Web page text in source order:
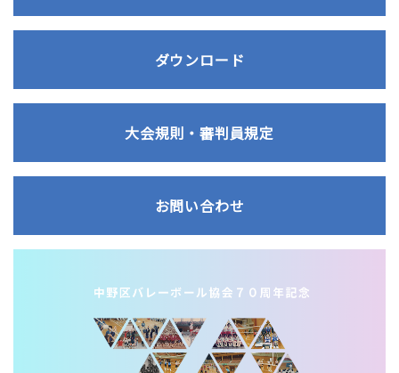
ダウンロード
大会規則・審判員規定
お問い合わせ